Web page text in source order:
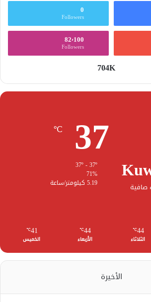
0
Followers
82٬100
Followers
704K
صافية
37
℃
71%
5.19 كيلومتر/ساعة
44
℃
الثلاثاء
44
℃
الأربعاء
41
℃
الخميس
الأخيرة